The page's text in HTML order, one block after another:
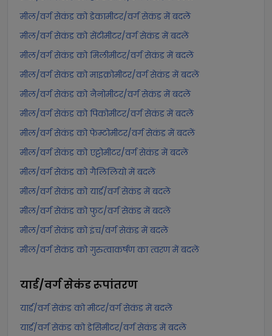
मील/वर्ग सेकंड को डेकामीटर/वर्ग सेकंड में बदलें
मील/वर्ग सेकंड को सेंटीमीटर/वर्ग सेकंड में बदलें
मील/वर्ग सेकंड को मिलीमीटर/वर्ग सेकंड में बदलें
मील/वर्ग सेकंड को माइक्रोमीटर/वर्ग सेकंड में बदलें
मील/वर्ग सेकंड को नैनोमीटर/वर्ग सेकंड में बदलें
मील/वर्ग सेकंड को पिकोमीटर/वर्ग सेकंड में बदलें
मील/वर्ग सेकंड को फेम्टोमीटर/वर्ग सेकंड में बदलें
मील/वर्ग सेकंड को एट्टोमीटर/वर्ग सेकंड में बदलें
मील/वर्ग सेकंड को गैलिलियो में बदलें
मील/वर्ग सेकंड को यार्ड/वर्ग सेकंड में बदलें
मील/वर्ग सेकंड को फुट/वर्ग सेकंड में बदलें
मील/वर्ग सेकंड को इंच/वर्ग सेकंड में बदलें
मील/वर्ग सेकंड को गुरुत्वाकर्षण का त्वरण में बदलें
यार्ड/वर्ग सेकंडरूपांतरण
यार्ड/वर्ग सेकंड को मीटर/वर्ग सेकंड में बदलें
यार्ड/वर्ग सेकंड को डेसिमीटर/वर्ग सेकंड में बदलें